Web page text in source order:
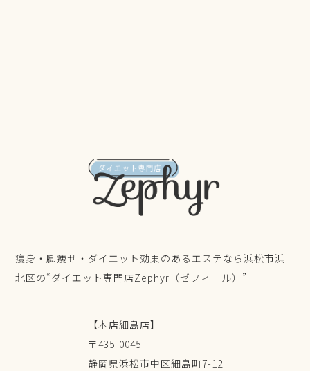
痩身・脚痩せ・ダイエット効果のあるエステなら浜松市浜
北区の“ダイエット専門店Zephyr（ゼフィール）”
【本店細島店】
〒435-0045
静岡県浜松市中区細島町7-12